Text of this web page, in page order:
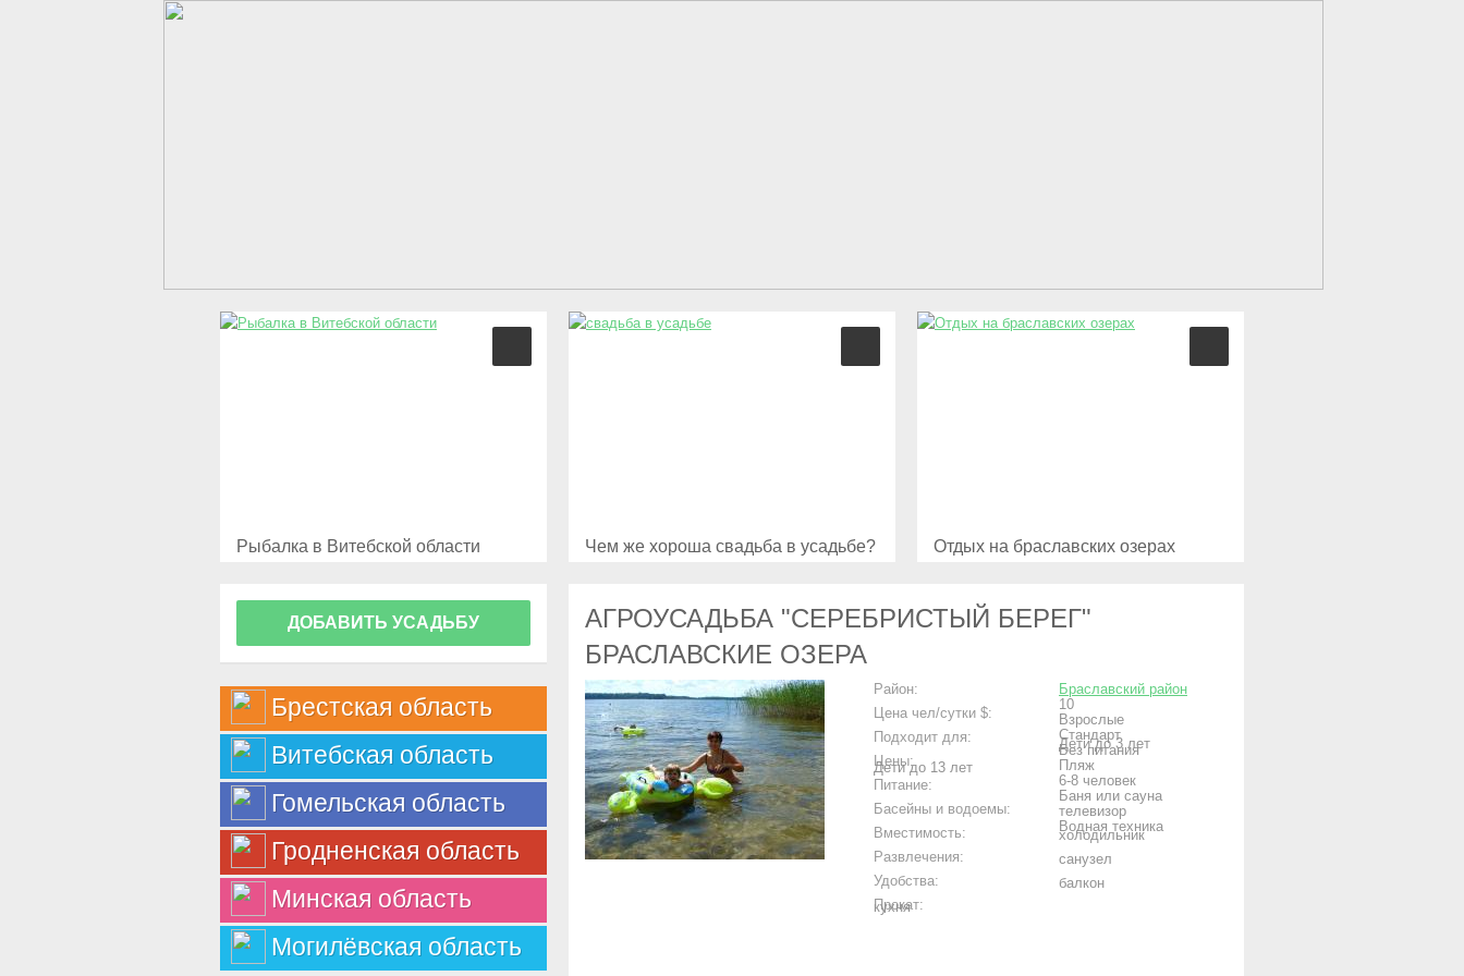
Перейти к основному содержанию
Рыбалка в Витебской области Чем же хороша свадьба в усадьбе? Отдых на браславских озерах
АГРОУСАДЬБА "СЕРЕБРИСТЫЙ БЕРЕГ"
БРАСЛАВСКИЕ ОЗЕРА
Район:
Браславский район
Цена чел/сутки $:
10
Подходит для:
Взрослые
Дети до 3 лет
Дети до 13 лет
Цены:
Стандарт
Питание:
Без питания
Басейны и водоемы:
Пляж
Вместимость:
6-8 человек
Развлечения:
Баня или сауна
Удобства:
телевизор
холодильник
санузел
балкон
кухня
Прокат:
Водная техника
ДОБАВИТЬ УСАДЬБУ
Брестская область
Витебская область
Гомельская область
Гродненская область
Минская область
Могилёвская область